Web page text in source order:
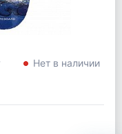
Нет в наличии